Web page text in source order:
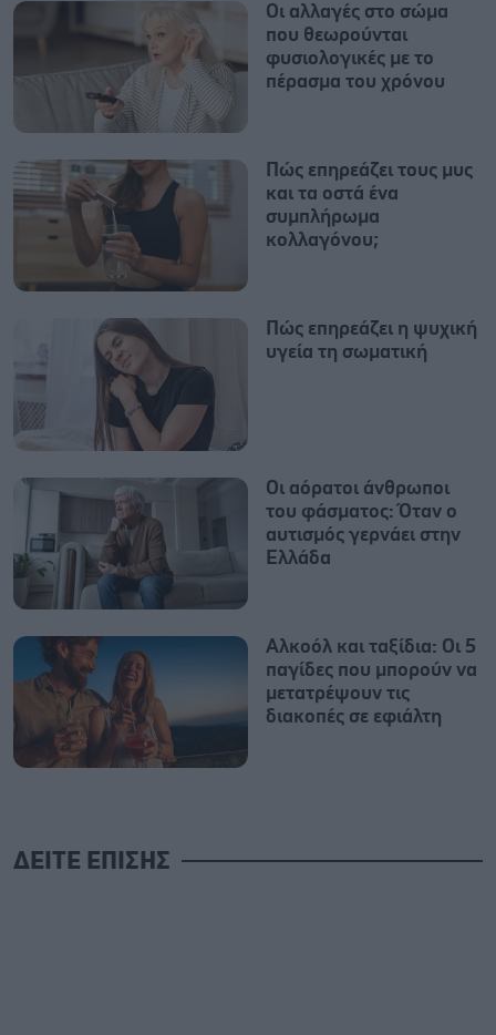
Οι αλλαγές στο σώμα
που θεωρούνται
φυσιολογικές με το
πέρασμα του χρόνου
Πώς επηρεάζει τους μυς
και τα οστά ένα
συμπλήρωμα
κολλαγόνου;
Πώς επηρεάζει η ψυχική
υγεία τη σωματική
Οι αόρατοι άνθρωποι
του φάσματος: Όταν ο
αυτισμός γερνάει στην
Ελλάδα
Αλκοόλ και ταξίδια: Οι 5
παγίδες που μπορούν να
μετατρέψουν τις
διακοπές σε εφιάλτη
ΔΕΙΤΕ ΕΠΙΣΗΣ